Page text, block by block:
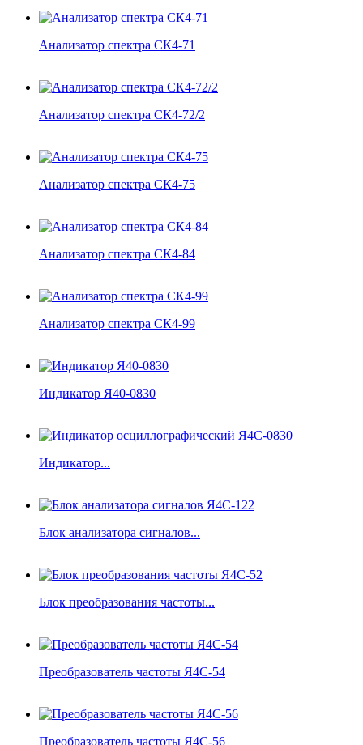
Анализатор спектра СК4-71
Анализатор спектра СК4-72/2
Анализатор спектра СК4-75
Анализатор спектра СК4-84
Анализатор спектра СК4-99
Индикатор Я40-0830
Индикатор...
Блок анализатора сигналов...
Блок преобразования частоты...
Преобразователь частоты Я4С-54
Преобразователь частоты Я4С-56